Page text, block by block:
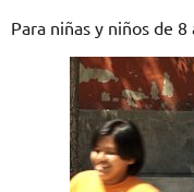
Para niñas y niños de